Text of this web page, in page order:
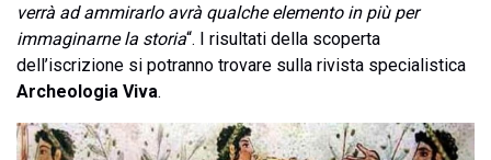
verrà ad ammirarlo avrà qualche elemento in più per
immaginarne la storia“. I risultati della scoperta
dell’iscrizione si potranno trovare sulla rivista specialistica
Archeologia Viva.